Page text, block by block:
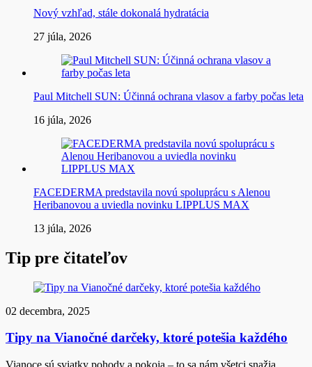
Nový vzhľad, stále dokonalá hydratácia
27 júla, 2026
Paul Mitchell SUN: Účinná ochrana vlasov a farby počas leta
16 júla, 2026
FACEDERMA predstavila novú spoluprácu s Alenou
Heribanovou a uviedla novinku LIPPLUS MAX
13 júla, 2026
Tip pre čitateľov
02 decembra, 2025
Tipy na Vianočné darčeky, ktoré potešia každého